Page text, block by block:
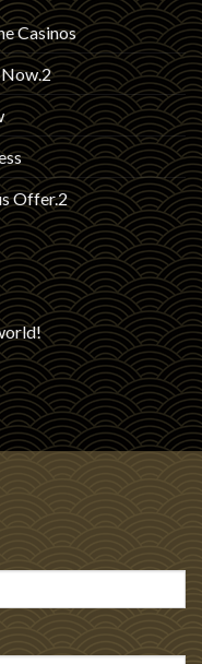
Casinos
Offer.2